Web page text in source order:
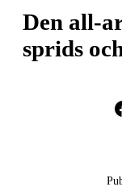
Den all-
sprids